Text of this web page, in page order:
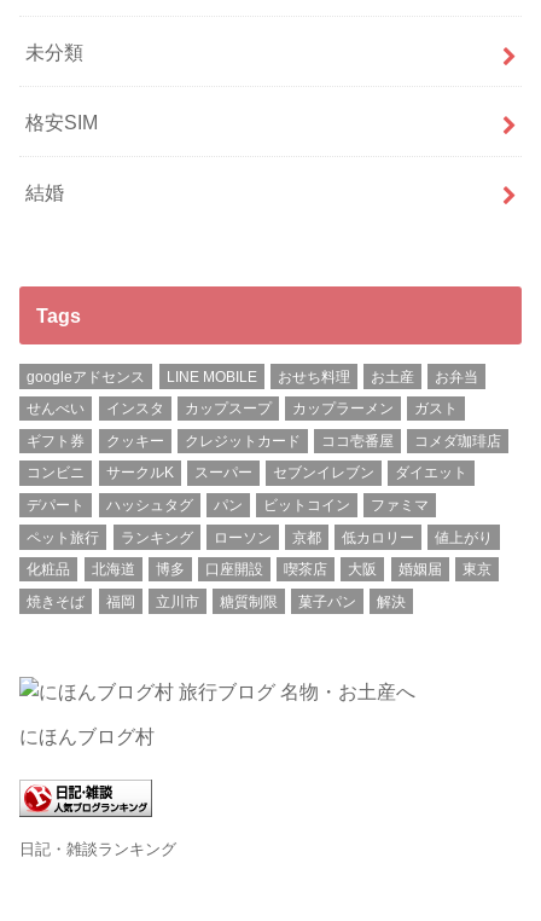
未分類
格安SIM
結婚
Tags
googleアドセンス LINE MOBILE おせち料理 お土産
お弁当
せんべい
インスタ カップスープ カップラーメン
ガスト
ギフト券
クッキー クレジットカード ココ壱番屋
コメダ珈琲店
コンビニ
サークルK スーパー セブンイレブン
ダイエット
デパート
ハッシュタグ パン ビットコイン
ファミマ
ペット旅行
ランキング ローソン 京都 低カロリー
値上がり
化粧品
北海道 博多 口座開設 喫茶店 大阪 婚姻届
東京
焼きそば
福岡 立川市 糖質制限 菓子パン 解決
にほんブログ村
日記・雑談ランキング